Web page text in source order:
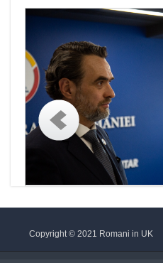
Copyright © 2021 Romani in UK